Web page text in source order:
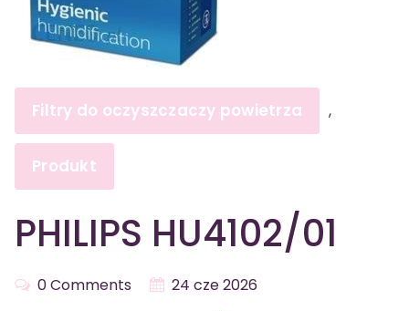
Filtry do oczyszczaczy powietrza ,
Produkt
PHILIPS HU4102/01
0 Comments 24 cze 2026